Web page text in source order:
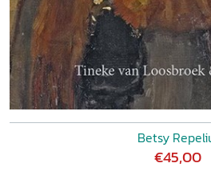
Betsy
€45,00